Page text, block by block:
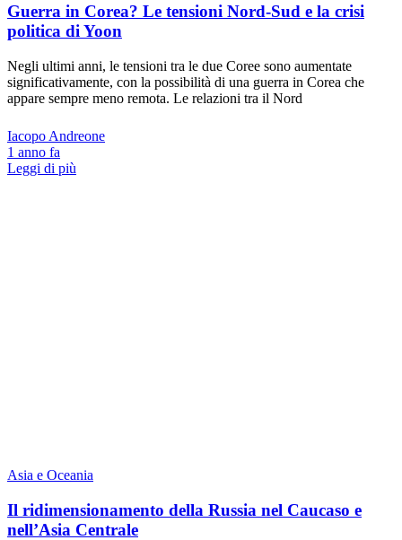
Guerra in Corea? Le tensioni Nord-Sud e la crisi
politica di Yoon
Negli ultimi anni, le tensioni tra le due Coree sono aumentate
significativamente, con la possibilità di una guerra in Corea che
appare sempre meno remota. Le relazioni tra il Nord
Iacopo Andreone
1 anno fa
Leggi di più
Asia e Oceania
Il ridimensionamento della Russia nel Caucaso e
nell’Asia Centrale